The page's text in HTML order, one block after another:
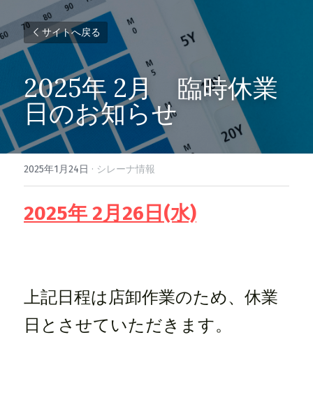
サイトへ戻る
2025年 2月　臨時休業
日のお知らせ
2025年1月24日 · シレーナ情報
2025年 2月26日(水)
上記日程は店卸作業のため、休業
日とさせていただきます。